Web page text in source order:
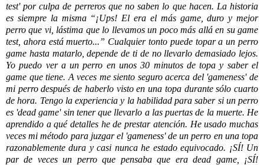
test' por culpa de perreros que no saben lo que hacen. La historia
es siempre la misma “¡Ups! El era el más game, duro y mejor
perro que vi, lástima que lo llevamos un poco más allá en su game
test, ahora está muerto...” Cualquier tonto puede topar a un perro
game hasta matarlo, depende de ti de no llevarlo demasiado lejos.
Yo puedo ver a un perro en unos 30 minutos de topa y saber el
game que tiene. A veces me siento seguro acerca del 'gameness' de
mi perro después de haberlo visto en una topa durante sólo cuarto
de hora. Tengo la experiencia y la habilidad para saber si un perro
es 'dead game' sin tener que llevarlo a las puertas de la muerte. He
aprendido a qué detalles he de prestar atención. He usado muchas
veces mi método para juzgar el 'gameness' de un perro en una topa
razonablemente dura y casi nunca he estado equivocado. ¡SÍ! Un
par de veces un perro que pensaba que era dead game, ¡SÍ!